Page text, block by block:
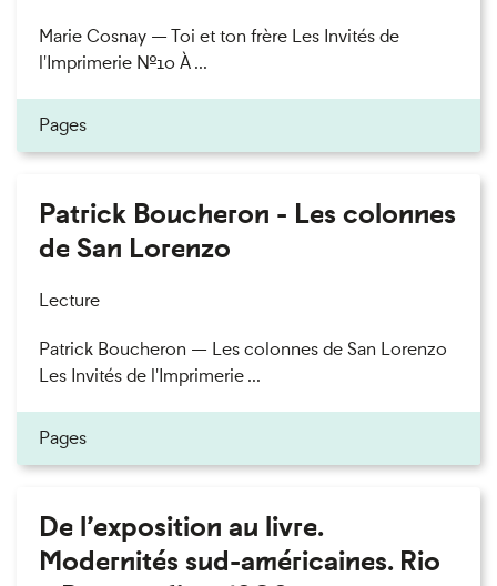
Marie Cosnay — Toi et ton frère Les Invités de
l'Imprimerie n°10 À ...
Pages
Patrick Boucheron - Les colonnes
de San Lorenzo
Lecture
Patrick Boucheron — Les colonnes de San Lorenzo
Les Invités de l'Imprimerie ...
Pages
De l’exposition au livre.
Modernités sud-américaines. Rio